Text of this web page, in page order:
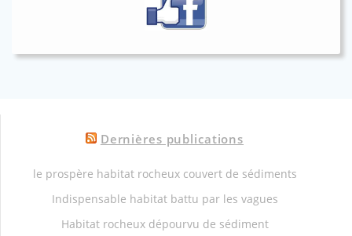
Dernières publications
le prospère habitat rocheux couvert de sédiments
Indispensable habitat battu par les vagues
Habitat rocheux dépourvu de sédiment